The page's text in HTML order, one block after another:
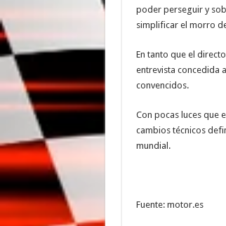
poder perseguir y
simplificar el morro
En tanto que el
entrevista concedida
convencidos.
Con pocas luces que
cambios técnicos
mundial.
Fuente: motor.es